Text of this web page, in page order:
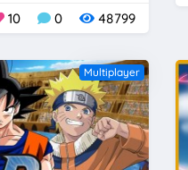
10 0 48799
Multiplayer